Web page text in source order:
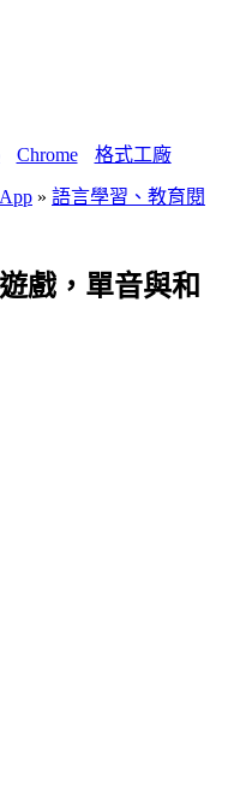
Chrome 格式工廠
» 語言學習、教育閱
戲，單音與和